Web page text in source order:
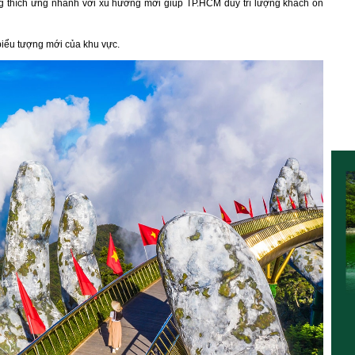
ứng nhanh với xu hướng mới giúp TP.HCM duy trì lượng khách ổn
tượng mới của khu vực.